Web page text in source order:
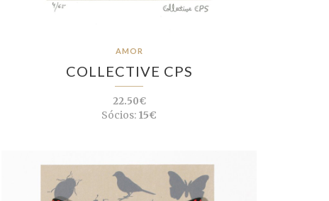
AMOR
COLLECTIVE CPS
22.50€
Sócios: 15€